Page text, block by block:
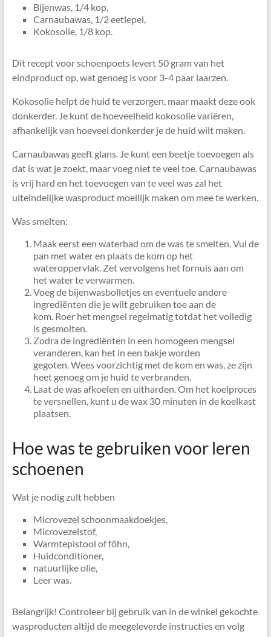
Bijenwas, 1/4 kop,
Carnaubawas, 1/2 eetlepel,
Kokosolie, 1/8 kop.
Dit recept voor schoenpoets levert 50 gram van het
eindproduct op, wat genoeg is voor 3-4 paar laarzen.
Kokosolie helpt de huid te verzorgen, maar maakt deze ook
donkerder. Je kunt de hoeveelheid kokosolie variëren,
afhankelijk van hoeveel donkerder je de huid wilt maken.
Carnaubawas geeft glans. Je kunt een beetje toevoegen als
dat is wat je zoekt, maar voeg niet te veel toe. Carnaubawas
is vrij hard en het toevoegen van te veel was zal het
uiteindelijke wasproduct moeilijk maken om mee te werken.
Was smelten:
Maak eerst een waterbad om de was te smelten. Vul de
pan met water en plaats de kom op het
wateroppervlak. Zet vervolgens het fornuis aan om
het water te verwarmen.
Voeg de bijenwasbolletjes en eventuele andere
ingrediënten die je wilt gebruiken toe aan de
kom. Roer het mengsel regelmatig totdat het volledig
is gesmolten.
Zodra de ingrediënten in een homogeen mengsel
veranderen, kan het in een bakje worden
gegoten. Wees voorzichtig met de kom en was, ze zijn
heet genoeg om je huid te verbranden.
Laat de was afkoelen en uitharden. Om het koelproces
te versnellen, kunt u de wax 30 minuten in de koelkast
plaatsen.
Hoe was te gebruiken voor leren
schoenen
Wat je nodig zult hebben
Microvezel schoonmaakdoekjes,
Microvezelstof,
Warmtepistool of föhn,
Huidconditioner,
natuurlijke olie,
Leer was.
Belangrijk! Controleer bij gebruik van in de winkel gekochte
wasproducten altijd de meegeleverde instructies en volg